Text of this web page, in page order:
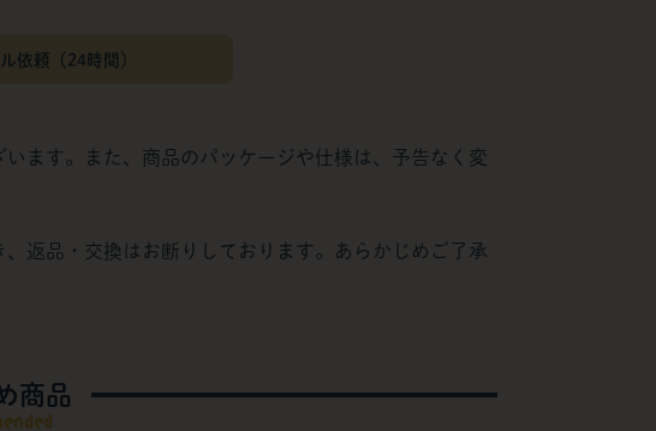
依頼（24時間）
ます。また、商品のパッケージや仕様は、予告なく変
返品・交換はお断りしております。あらかじめご了承
商品